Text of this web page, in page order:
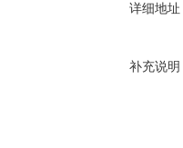
详细地址
补充说明